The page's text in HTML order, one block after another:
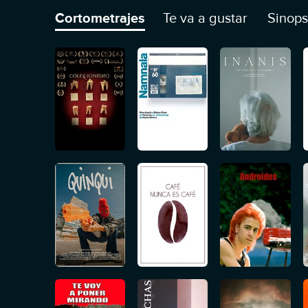
Cortometrajes Te va a gustar